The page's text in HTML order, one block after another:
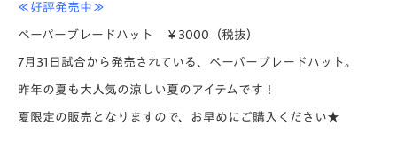
≪好評発売中≫
ペーパーブレードハット ￥3000（税抜）
7月31日試合から発売されている、ペーパーブレードハット。
昨年の夏も大人気の涼しい夏のアイテムです！
夏限定の販売となりますので、お早めにご購入ください★